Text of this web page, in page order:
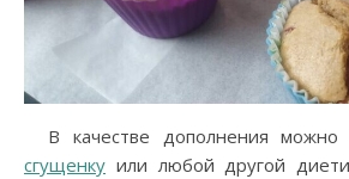
В качестве дополнения можно
сгущенку или любой другой